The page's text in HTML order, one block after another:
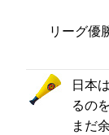
リーグ優
日本
るの
まだ